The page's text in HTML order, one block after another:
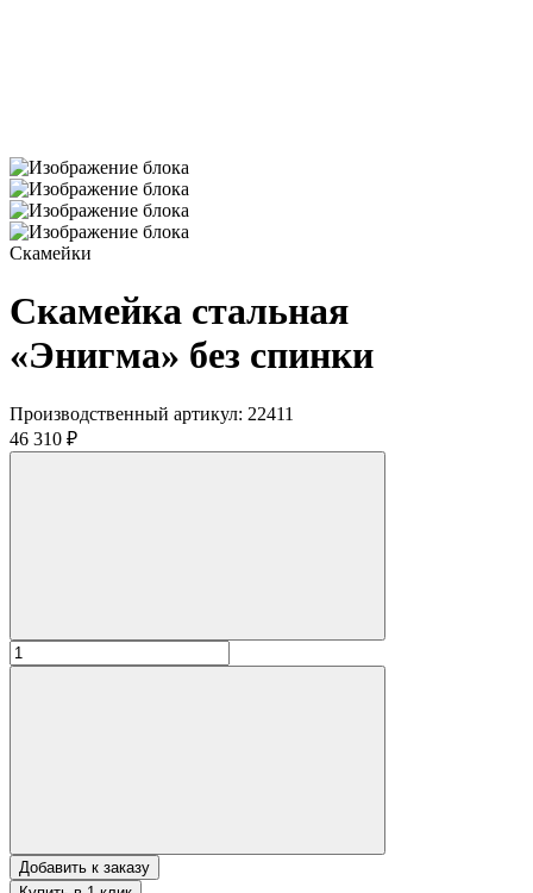
Скамейки
Скамейка стальная
«Энигма» без спинки
Производственный артикул: 22411
46 310 ₽
Добавить к заказу